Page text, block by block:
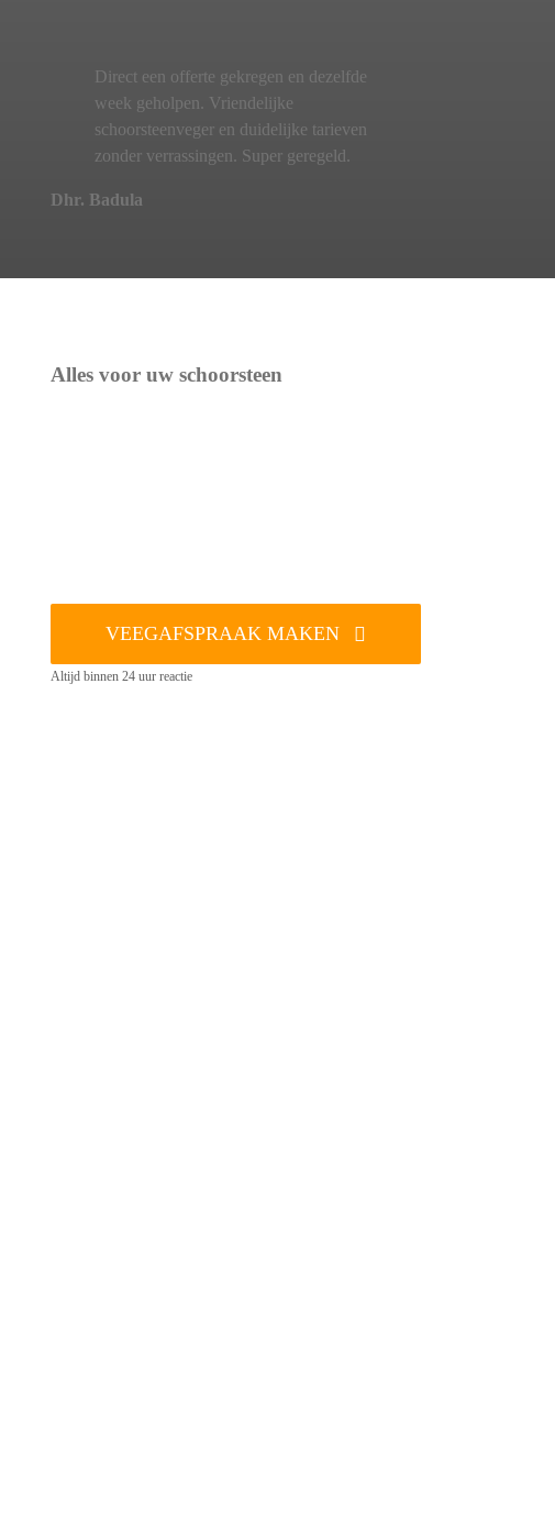
Direct een offerte gekregen en dezelfde
week geholpen. Vriendelijke
schoorsteenveger en duidelijke tarieven
zonder verrassingen. Super geregeld.
Dhr. Badula
Alles voor uw schoorsteen
VEEGAFSPRAAK MAKEN
Altijd binnen 24 uur reactie